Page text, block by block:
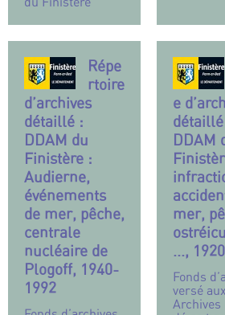
Répe
rtoire
d’archives
détaillé :
DDAM du
Finistère :
Audierne,
événements
de mer, pêche,
centrale
nucléaire de
Plogoff, 1940-
1992
e
DDAM
mer,
...,
Fonds
versé aux
Archives